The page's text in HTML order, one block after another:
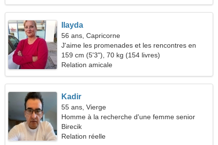
Ilayda
56 ans, Capricorne
J'aime les promenades et les rencontres en
plein air
159 cm (5'3"), 70 kg (154 livres)
Relation amicale
Kadir
55 ans, Vierge
Homme à la recherche d'une femme senior
Birecik
Relation réelle